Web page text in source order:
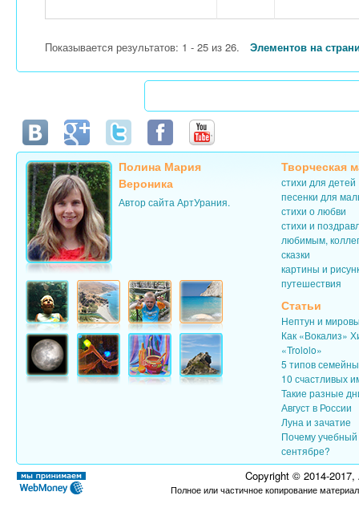
Показывается результатов: 1 - 25 из 26. Элементов на
Полина Мария
Вероника
Автор сайта АртУрания.
Творческая
стихи для детей
песенки для
стихи о любви
стихи и
любимым,
сказки
картины и
путешествия
Статьи
Нептун и
Как «Вокализ»
«Trololo»
5 типов
10 счастливых
Такие разные
Август в России
Луна и зачатие
Почему учебный
сентябре?
Copyright © 2014-
Полное или частичное копирование